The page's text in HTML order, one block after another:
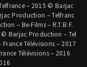
– 2015 © Barjac
Production – Telfranc
– Be-Films – R.T.B.F.
© Barjac Production – Tel
France Télévisions – 2017
Télévisions – 2016